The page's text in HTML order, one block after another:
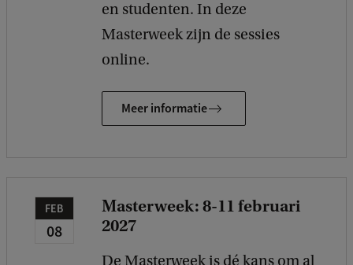
en studenten. In deze
Masterweek zijn de sessies
online.
Meer informatie
FEB
08
Masterweek: 8-11 februari
2027
De Masterweek is dé kans om al